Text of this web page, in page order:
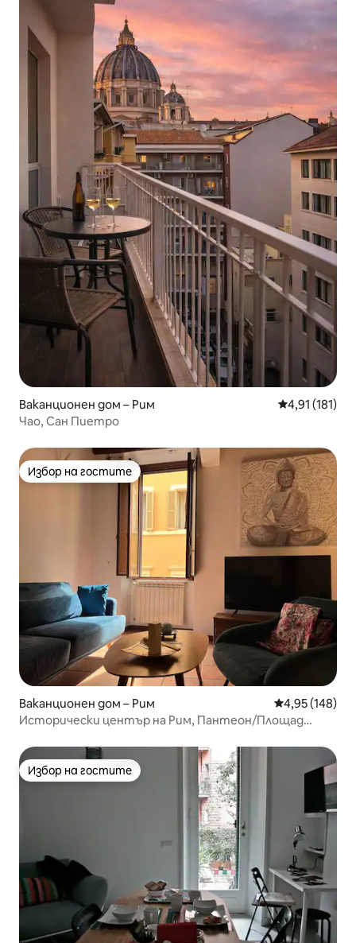
Ваканционен дом – Рим Средна
4,91 (181)
Чао, Сан Пиетро
Избор на гостите
Избор на гостите
Ваканционен дом – Рим Средна
4,95 (148)
Исторически център на Рим, Пантеон/Площад
Избор на гостите
Избор на гостите